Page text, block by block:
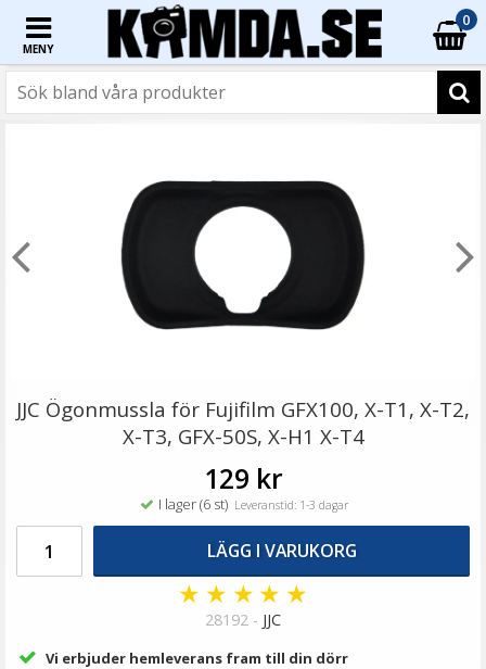
MENY
0
99 kr
LÄGG I VARUKORG
JJC Ögonmussla för Fujifilm GFX100, X-T1, X-T2,
X-T3, GFX-50S, X-H1 X-T4
129 kr
I lager (6 st) Leveranstid: 1-3 dagar
LÄGG I VARUKORG
★ ★ ★ ★ ★
28192 - JJC
Vi erbjuder hemleverans fram till din dörr